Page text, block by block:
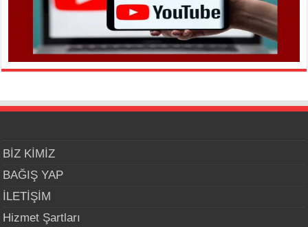
BİZ KİMİZ
BAĞIŞ YAP
İLETİŞİM
Hizmet Şartları